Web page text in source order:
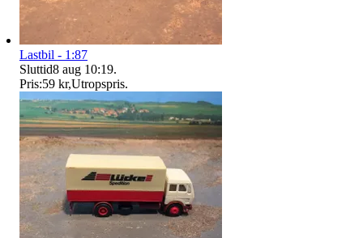
Lastbil - 1:87
Sluttid8 aug 10:19.
Pris:59 kr,Utropspris.